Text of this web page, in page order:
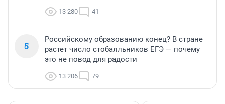
13 280 41
5
Российскому образованию конец? В стране
растет число стобалльников ЕГЭ — почему
это не повод для радости
13 206 79